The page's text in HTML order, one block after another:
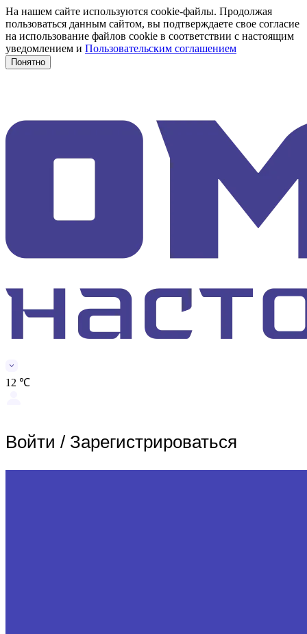
На нашем сайте используются cookie-файлы. Продолжая
пользоваться данным сайтом, вы подтверждаете свое согласие
на использование файлов cookie в соответствии с настоящим
уведомлением и Пользовательским соглашением
Понятно
12 ℃
Войти / Зарегистрироваться